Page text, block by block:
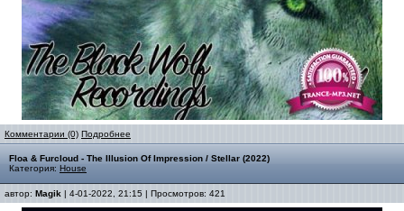
Комментарии (0) Подробнее
Floa & Furcloud - The Illusion Of Impression / Stellar (2022)
Категория: House
автор: Magik | 4-01-2022, 21:15 | Просмотров: 421